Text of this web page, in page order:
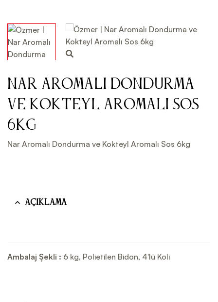
Nar Aromalı Dondurma
ve Kokteyl Aromalı Sos
6kg
Nar Aromalı Dondurma ve Kokteyl Aromalı Sos 6kg
Açıklama
Ambalaj Şekli : 6 kg, Polietilen Bidon, 4'lü Koli